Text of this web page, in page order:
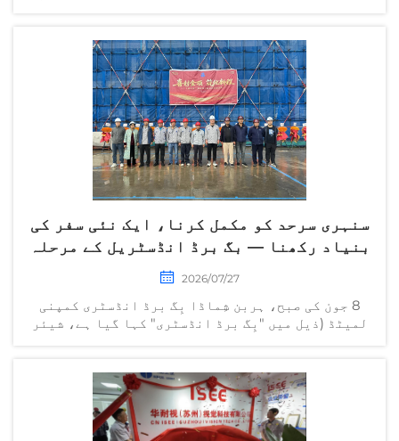
اور ماہرین نے شرکت کی...
سنہری سرحد کو مکمل کرنا، ایک نئی سفر کی
بنیاد رکھنا — بگ برڈ انڈسٹریل کے مرحلہ
دوم کے منصوبے کی ٹاپنگ آؤٹ تقریب
کامیابی سے منعقد ہوئی
2026/07/27
8 جون کی صبح، ہربن شِماڈا بِگ برڈ انڈسٹری کمپنی
لمیٹڈ (ذیل میں "بِگ برڈ انڈسٹری" کہا گیا ہے، شیئر
خروش سے انعقاد کیا۔ یہ تقریب ... میں منعقد ہوئی